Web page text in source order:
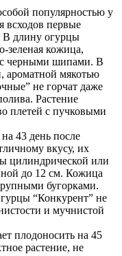
популярностью у
всходов первые
В длину огурцы
зеленая кожица,
черными шипами. В
ароматной мякотью
не горчат даже
Растение
плетей с пучковыми
43 день после
вкусу, их
цилиндрической или
до 12 см. Кожица
бугорками.
“Конкурент” не
и мучнистой
плодоносить на 45
растение, не